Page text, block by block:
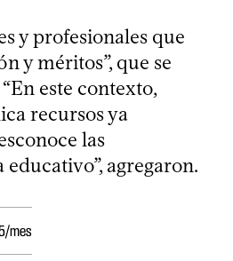
y profesionales que
y méritos”, que se
este contexto,
recursos ya
las
agregaron.
mes